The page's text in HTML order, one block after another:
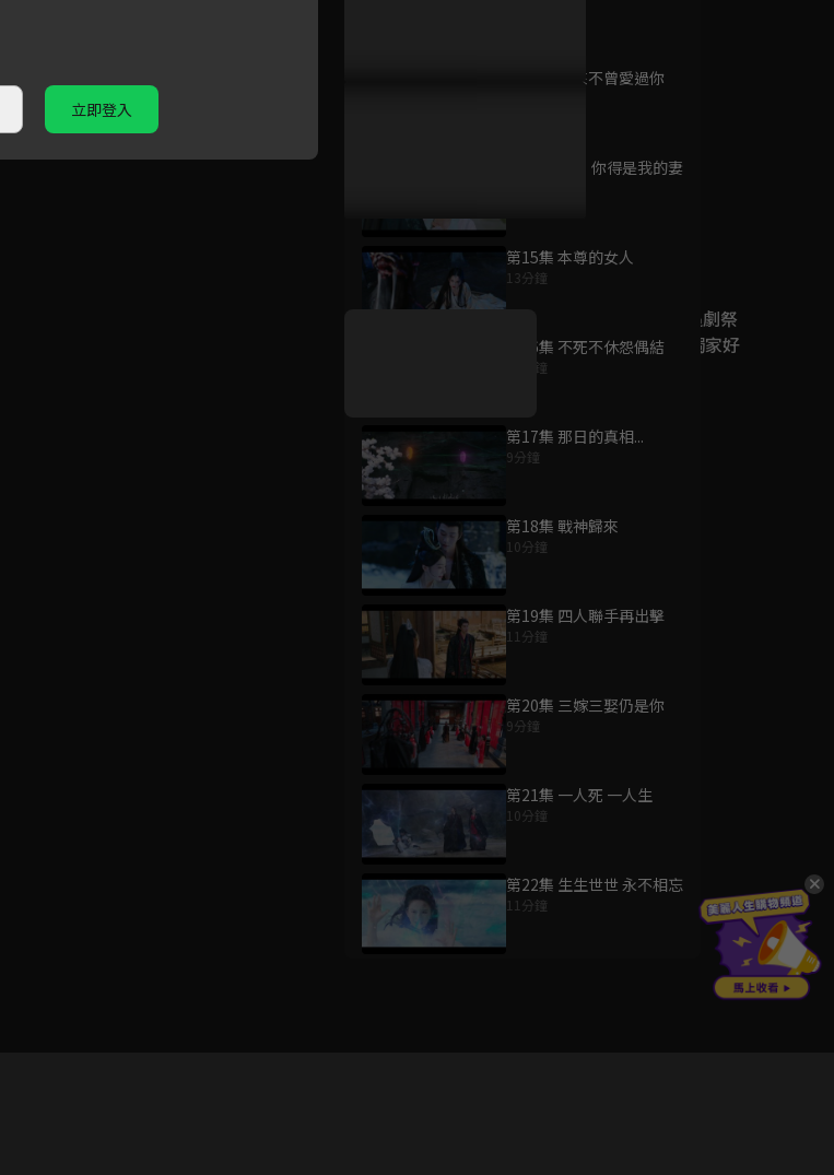
第13集 從來不曾愛過你
第14集 明日 你得是我的妻
第15集 本尊的女人
13分鐘
第16集 不死不休怨偶結
12分鐘
第17集 那日的真相...
9分鐘
第18集 戰神歸來
10分鐘
第19集 四人聯手再出擊
11分鐘
第20集 三嫁三娶仍是你
9分鐘
第21集 一人死 一人生
10分鐘
第22集 生生世世 永不相忘
11分鐘
南相思
好康資訊
7/21-8/20，盛夏追劇祭
升級VIP最優惠！獨家好
立即登入